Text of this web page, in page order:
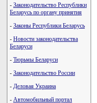
- Законодательство Республики
Беларусь по органу принятия
- Законы Республики Беларусь
- Новости законодательства
Беларуси
- Тюрьмы Беларуси
- Законодательство России
- Деловая Украина
- Автомобильный портал